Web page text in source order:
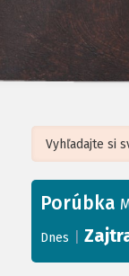
+
−
Leaflet| ©
Porúbka
Dnes